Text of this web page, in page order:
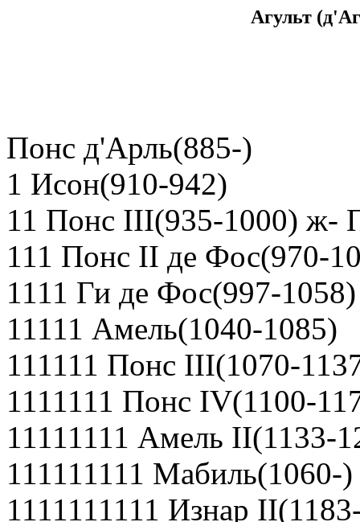
Агульт
Понс д'Арль(885-)
1 Исон(910-942)
11 Понс III(935-1000) ж-
111 Понс II де Фос(970-
1111 Ги де Фос(997-1058)
11111 Амель(1040-1085)
111111 Понс III(1070-
1111111 Понс IV(1100-
11111111 Амель II(1133-
111111111 Мабиль(1060-
1111111111 Изнар